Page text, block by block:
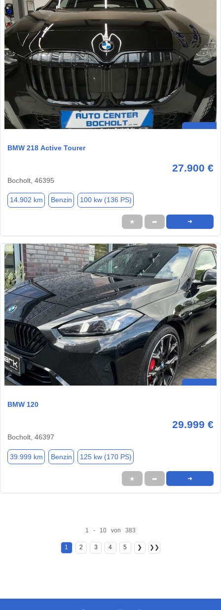
BMW 218 Active Tourer
27.900 €
Bocholt, 46395
14.902 km Benzin 100 kw (136 PS)
★ ➦ ➜
BMW 120
29.999 €
Bocholt, 46397
39.999 km Benzin 125 kw (170 PS)
★ ➦ ➜
1 - 10 von 383
1 2 3 4 5 ❯ ❯❯